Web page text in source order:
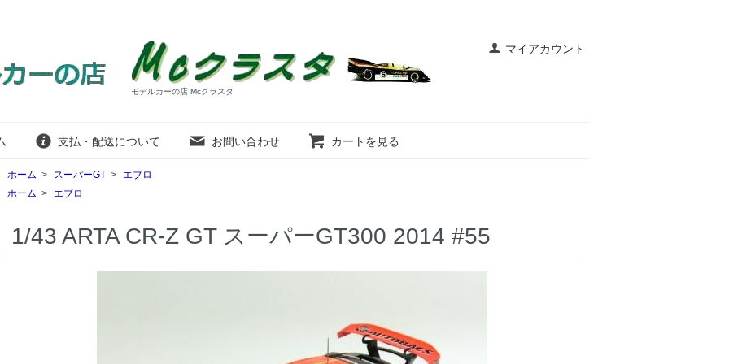
マイアカウント
モデルカーの店 Mcクラスタ
支払・配送について お問い合わせ カートを見る
ホーム > スーパーGT > エブロ
ホーム > エブロ
1/43 ARTA CR-Z GT スーパーGT300 2014 #55